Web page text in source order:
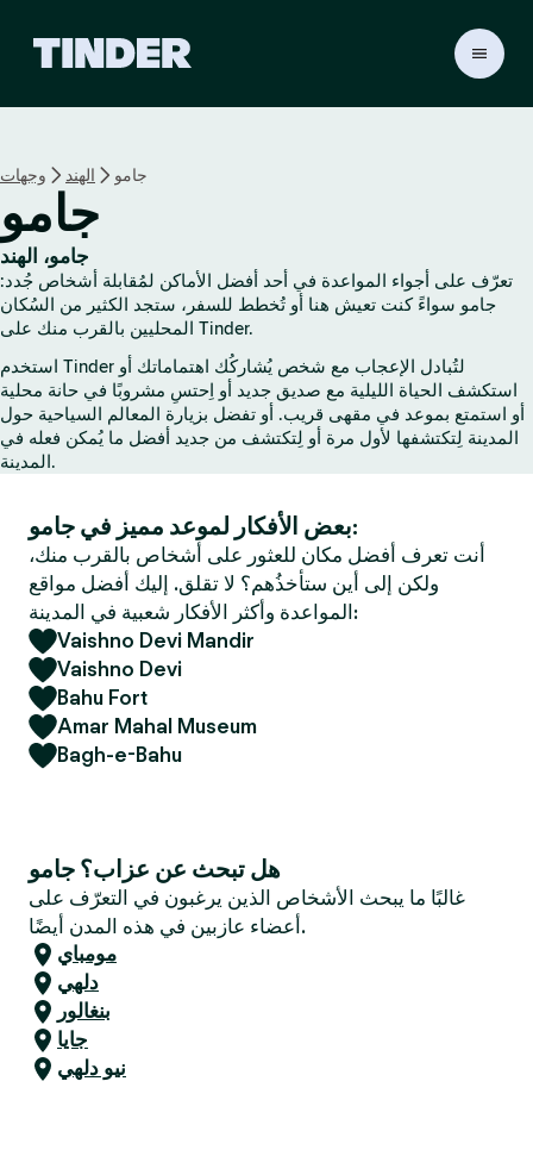
ئ
ي
س
ة
ل
ـ
T
d
e
r
وجهات الهند جامو
جامو
جامو، الهند
تعرّف على أجواء المواعدة في أحد أفضل الأماكن لمُقابلة أشخاص جُدد:
جامو سواءً كنت تعيش هنا أو تُخطط للسفر، ستجد الكثير من السُكان
المحليين بالقرب منك على Tinder.
استخدم Tinder لتُبادل الإعجاب مع شخص يُشاركُك اهتماماتك أو
استكشف الحياة الليلية مع صديق جديد أو اِحتسِ مشروبًا في حانة محلية
أو استمتع بموعد في مقهى قريب. أو تفضل بزيارة المعالم السياحية حول
المدينة لِتكتشفها لأول مرة أو لِتكتشف من جديد أفضل ما يُمكن فعله في
المدينة.
بعض الأفكار لموعد مميز في جامو:
أنت تعرف أفضل مكان للعثور على أشخاص بالقرب منك،
ولكن إلى أين ستأخذُهم؟ لا تقلق. إليك أفضل مواقع
المواعدة وأكثر الأفكار شعبية في المدينة:
Vaishno Devi Mandir
Vaishno Devi
Bahu Fort
Amar Mahal Museum
Bagh-e-Bahu
هل تبحث عن عزاب؟ جامو
غالبًا ما يبحث الأشخاص الذين يرغبون في التعرّف على
أعضاء عازبين في هذه المدن أيضًا.
مومباي
دلهي
بنغالور
جايا
نيو دلهي